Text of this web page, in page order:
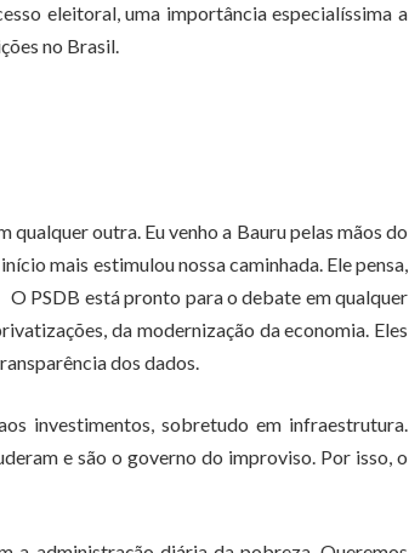
eleitoral, uma importância especialíssima a
no Brasil.
qualquer outra. Eu venho a Bauru pelas mãos do
mais estimulou nossa caminhada. Ele pensa,
O PSDB está pronto para o debate em qualquer
da modernização da economia. Eles
dos dados.
investimentos, sobretudo em infraestrutura.
e são o governo do improviso. Por isso, o